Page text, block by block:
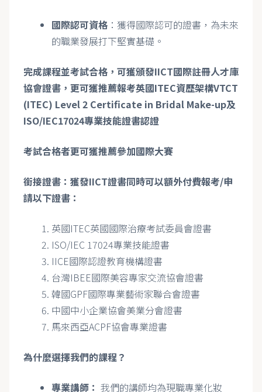
國際認可資格 ：獲得國際認可的證書，為未來
的職業發展打下堅實基礎。
完成課程並考試合格，可獲頒發IICT國際註冊人才庫
協會證書，更可獲推薦報考英國ITEC資歷架構VTCT
(ITEC) Level 2 Certificate in Bridal Make-up及
ISO/IEC17024專業技能證書認證
考試合格者更可獲推薦參加國際大賽
銜接證書：獲發IICT證書同時可以額外付費報考/申
請以下證書：
英國ITEC英國國際治療考試委員會證書
ISO/IEC 17024專業技能證書
IICE國際認證教育機構證書
台灣IBEE國際美容專家交流協會證書
韓國GPF國際專業藝術家聯合會證書
中國中小企業協會美業分會證書
馬來西亞ACPF協會專業證書
為什麼選擇我們的課程？
專業講師： 我們的講師均為現職專業化妝